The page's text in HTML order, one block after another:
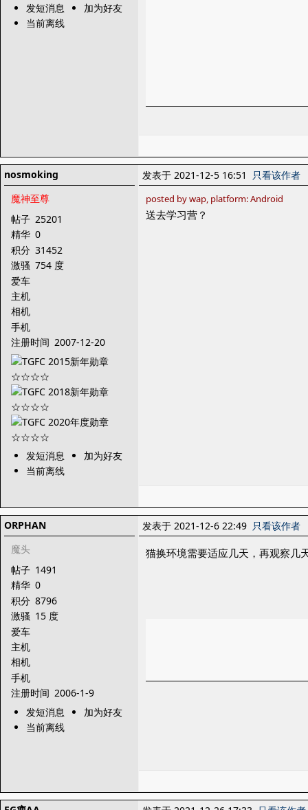
发短消息
加为好友
当前离线
nosmoking
魔神至尊
帖子 25201
精华 0
积分 31452
激骚 754 度
爱车
主机
相机
手机
注册时间 2007-12-20
发短消息
加为好友
当前离线
发表于 2021-12-5 16:51 只看该作者
posted by wap, platform: Android
送去学习营？
ORPHAN
魔头
帖子 1491
精华 0
积分 8796
激骚 15 度
爱车
主机
相机
手机
注册时间 2006-1-9
发短消息
加为好友
当前离线
发表于 2021-12-6 22:49 只看该作者
猫换环境需要适应几天，再观察几